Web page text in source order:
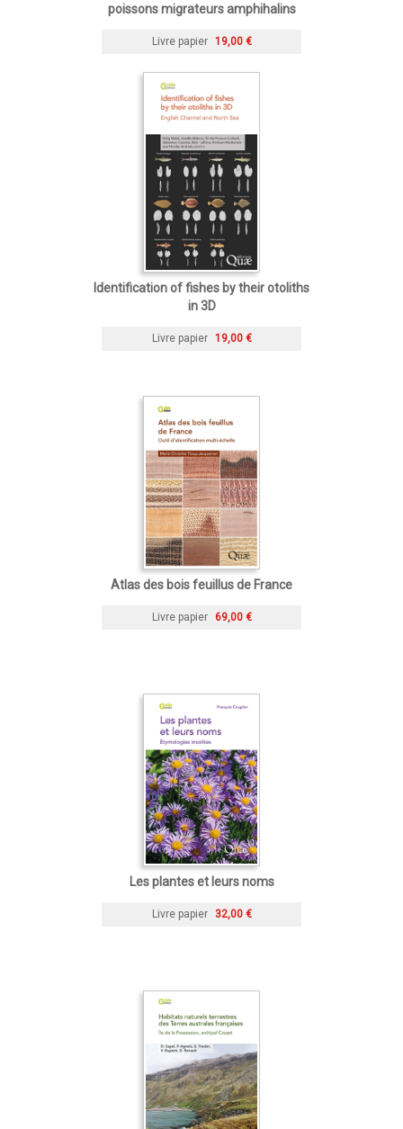
poissons migrateurs amphihalins
Livre papier 19,00 €
Identification of fishes by their otoliths
in 3D
Livre papier 19,00 €
Atlas des bois feuillus de France
Livre papier 69,00 €
Les plantes et leurs noms
Livre papier 32,00 €